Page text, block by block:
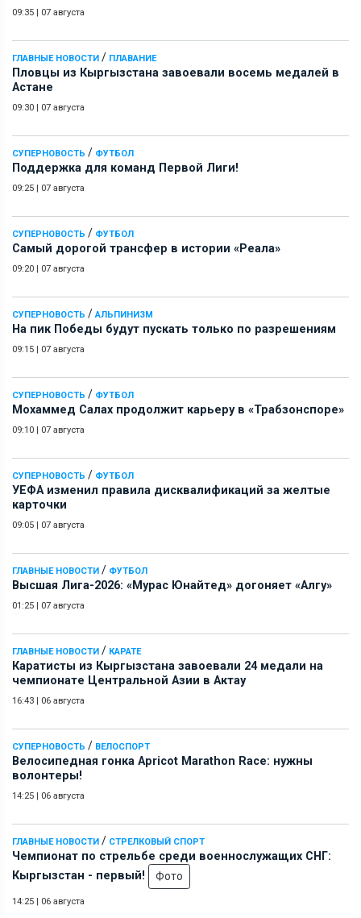
09:35 | 07 августа
ГЛАВНЫЕ НОВОСТИ / ПЛАВАНИЕ
Пловцы из Кыргызстана завоевали восемь медалей в
Астане
09:30 | 07 августа
СУПЕРНОВОСТЬ / ФУТБОЛ
Поддержка для команд Первой Лиги!
09:25 | 07 августа
СУПЕРНОВОСТЬ / ФУТБОЛ
Самый дорогой трансфер в истории «Реала»
09:20 | 07 августа
СУПЕРНОВОСТЬ / АЛЬПИНИЗМ
На пик Победы будут пускать только по разрешениям
09:15 | 07 августа
СУПЕРНОВОСТЬ / ФУТБОЛ
Мохаммед Салах продолжит карьеру в «Трабзонспоре»
09:10 | 07 августа
СУПЕРНОВОСТЬ / ФУТБОЛ
УЕФА изменил правила дисквалификаций за желтые
карточки
09:05 | 07 августа
ГЛАВНЫЕ НОВОСТИ / ФУТБОЛ
Высшая Лига-2026: «Мурас Юнайтед» догоняет «Алгу»
01:25 | 07 августа
ГЛАВНЫЕ НОВОСТИ / КАРАТЕ
Каратисты из Кыргызстана завоевали 24 медали на
чемпионате Центральной Азии в Актау
16:43 | 06 августа
СУПЕРНОВОСТЬ / ВЕЛОСПОРТ
Велосипедная гонка Apricot Marathon Race: нужны
волонтеры!
14:25 | 06 августа
ГЛАВНЫЕ НОВОСТИ / СТРЕЛКОВЫЙ СПОРТ
Чемпионат по стрельбе среди военнослужащих СНГ:
Кыргызстан - первый!
Фото
14:25 | 06 августа